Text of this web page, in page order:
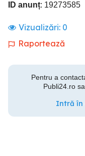
ID anunț: 19273585
Vizualizări: 0
Raportează
Pentru a
Publi24.ro
Intră în